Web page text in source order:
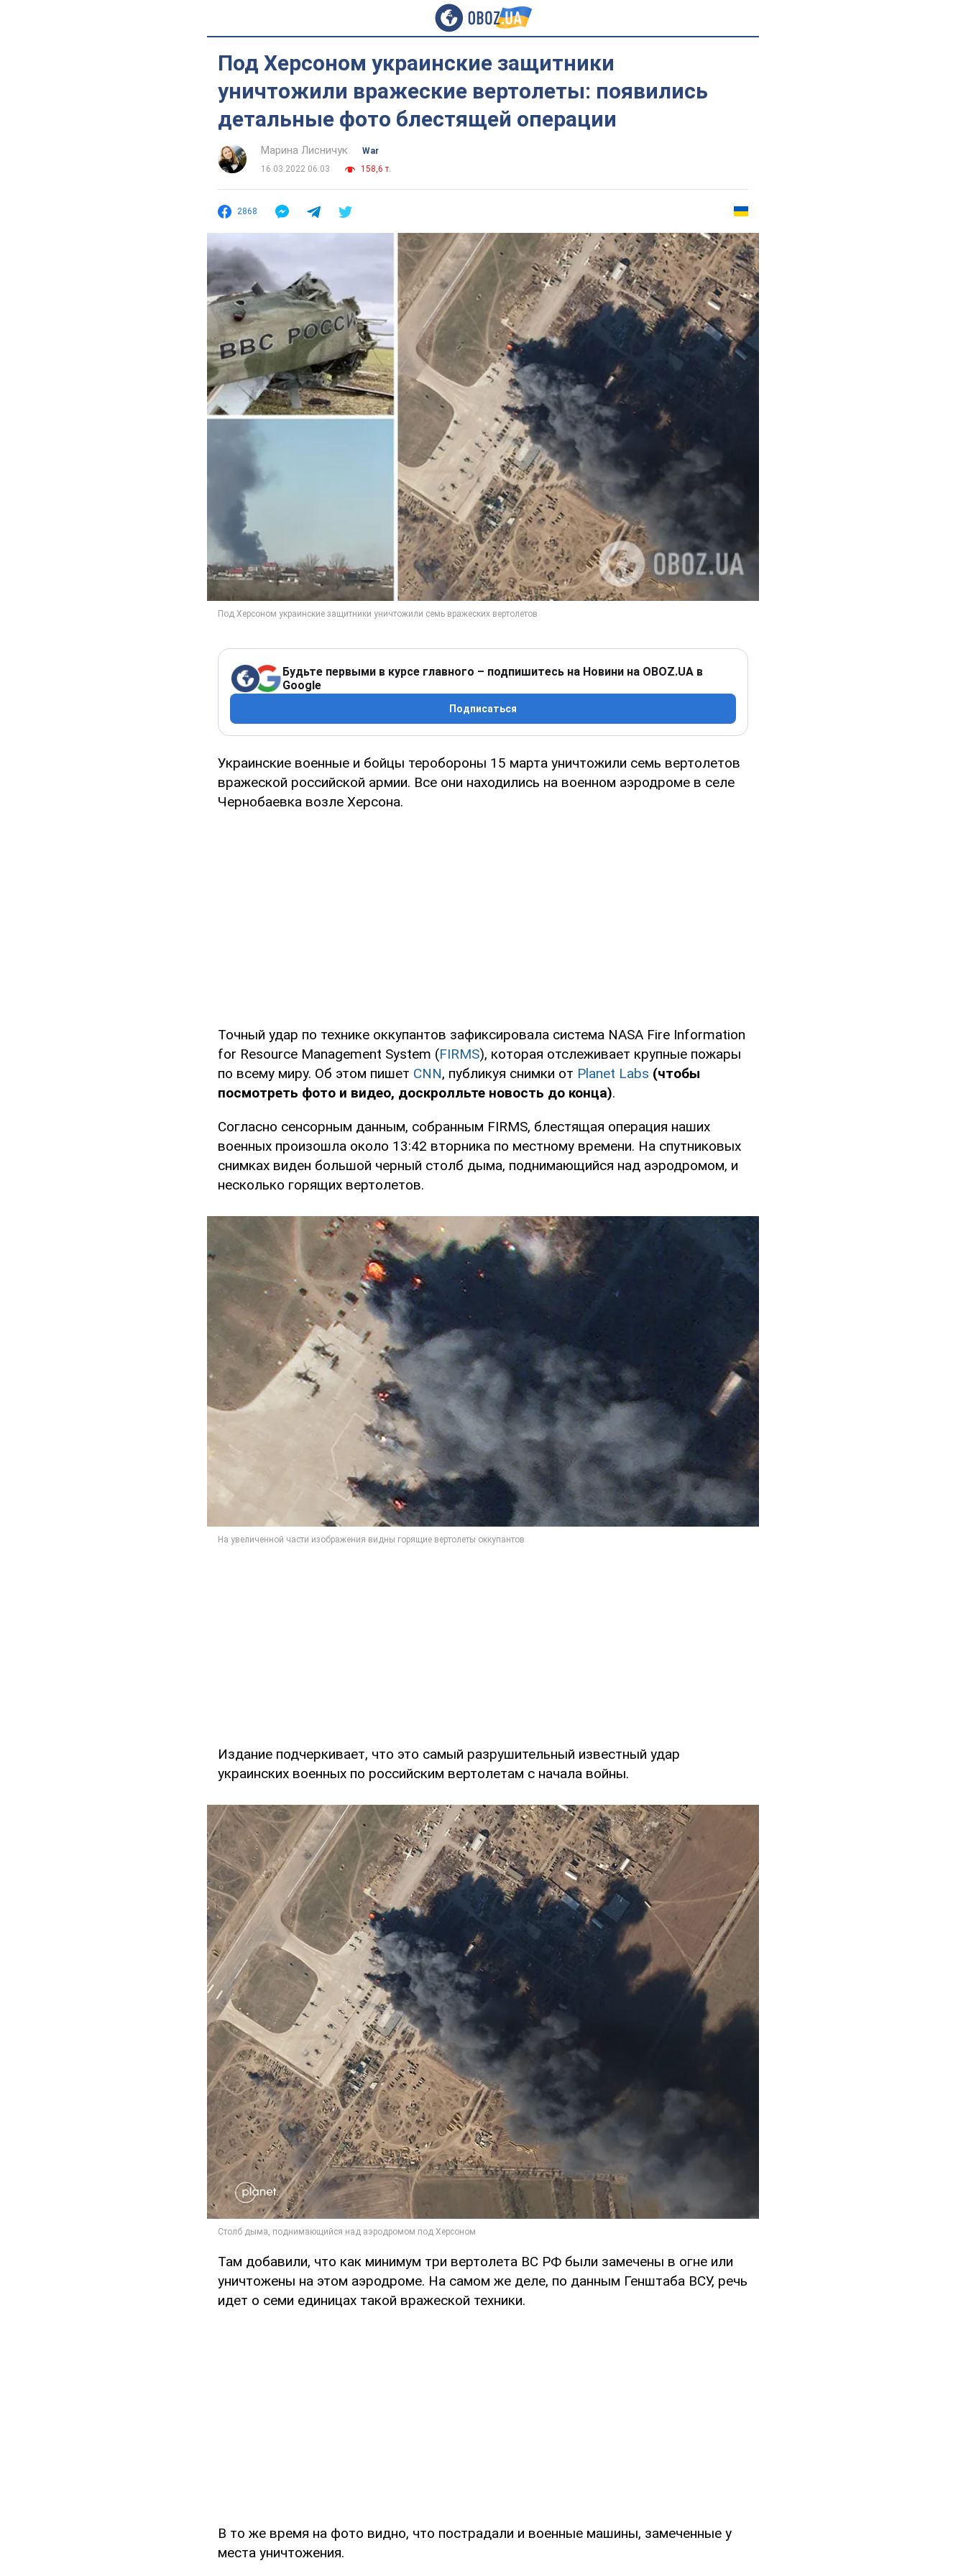
Под Херсоном украинские защитники
уничтожили вражеские вертолеты: появились
детальные фото блестящей операции
Марина Лисничук
War
16.03.2022 06:03
158,6 т.
2868
Будьте первыми в курсе главного – подпишитесь на Новини на OBOZ.UA в
Google
Подписаться
Украинские военные и бойцы теробороны 15 марта уничтожили семь вертолетов
вражеской российской армии. Все они находились на военном аэродроме в селе
Чернобаевка возле Херсона.
Точный удар по технике оккупантов зафиксировала система NASA Fire Information
for Resource Management System (FIRMS), которая отслеживает крупные пожары
по всему миру. Об этом пишет CNN, публикуя снимки от Planet Labs (чтобы
посмотреть фото и видео, доскролльте новость до конца).
Согласно сенсорным данным, собранным FIRMS, блестящая операция наших
военных произошла около 13:42 вторника по местному времени. На спутниковых
снимках виден большой черный столб дыма, поднимающийся над аэродромом, и
несколько горящих вертолетов.
Издание подчеркивает, что это самый разрушительный известный удар
украинских военных по российским вертолетам с начала войны.
Там добавили, что как минимум три вертолета ВС РФ были замечены в огне или
уничтожены на этом аэродроме. На самом же деле, по данным Генштаба ВСУ, речь
идет о семи единицах такой вражеской техники.
В то же время на фото видно, что пострадали и военные машины, замеченные у
места уничтожения.